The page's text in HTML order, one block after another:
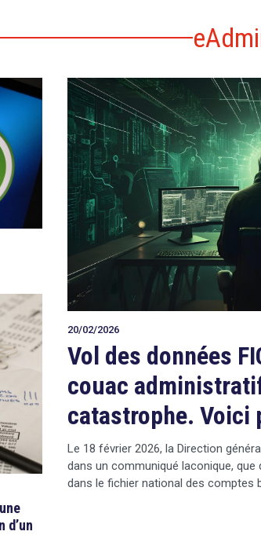
d’un
20/02/2026
Vol des données
couac
catastrophe. Voici
Le 18 février 2026, la Direction
dans un communiqué laconique,
dans le fichier national des comptes